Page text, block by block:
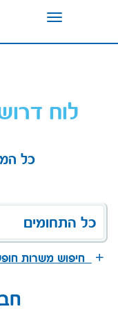
Toggle
לוח
כל
כל התחומים
חיפוש משרות חופשי